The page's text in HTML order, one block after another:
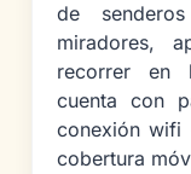
de
miradores,
recorrer en
cuenta con
conexión wifi
cobertura